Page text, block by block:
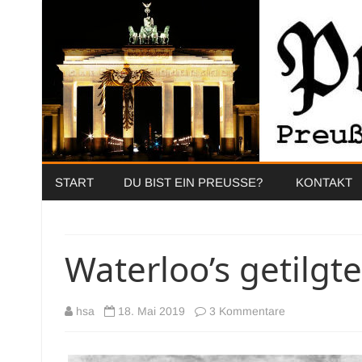
START DU BIST EIN PREUSSE? KONTAKT
Waterloo’s
hsa 18. Mai 2019 3 Kommentare